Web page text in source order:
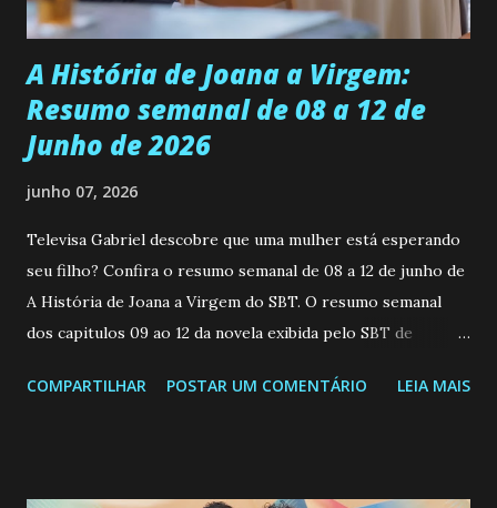
Durante um exame ginecológico, ela é inseminada por eng...
A História de Joana a Virgem:
Resumo semanal de 08 a 12 de
Junho de 2026
junho 07, 2026
Televisa Gabriel descobre que uma mulher está esperando
seu filho? Confira o resumo semanal de 08 a 12 de junho de
A História de Joana a Virgem do SBT. O resumo semanal
dos capitulos 09 ao 12 da novela exibida pelo SBT de
a Programação Semanal do SBT de 08/06/26 a 14/06/26
COMPARTILHAR POSTAR UM COMENTÁRIO LEIA MAIS